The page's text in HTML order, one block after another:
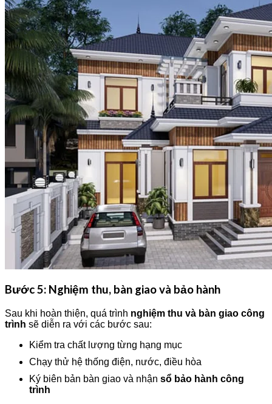
Bước 5: Nghiệm thu, bàn giao và bảo hành
Sau khi hoàn thiện, quá trình nghiệm thu và bàn giao công
trình sẽ diễn ra với các bước sau:
Kiểm tra chất lượng từng hạng mục
Chạy thử hệ thống điện, nước, điều hòa
Ký biên bản bàn giao và nhận sổ bảo hành công
trình